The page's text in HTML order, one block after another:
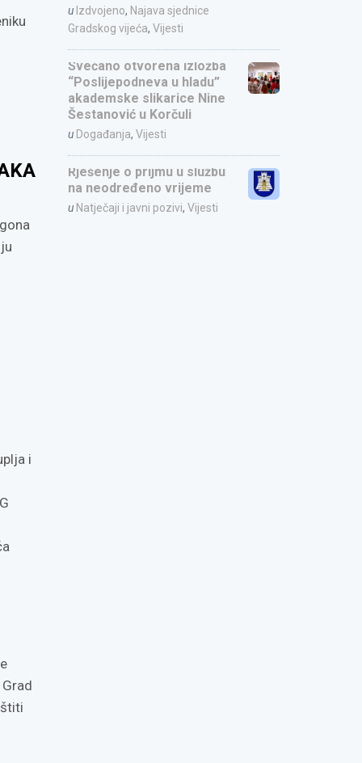
i
u Izdvojeno, Najava sjednice
Gradskog vijeća, Vijesti
Svečano otvorena izložba
“Poslijepodneva u hladu”
akademske slikarice Nine
Šestanović u Korčuli
u Događanja, Vijesti
Rješenje o prijmu u službu
na neodređeno vrijeme
u Natječaji i javni pozivi, Vijesti